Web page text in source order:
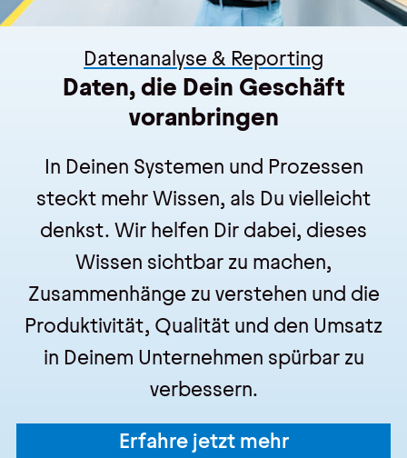
Datenanalyse & Reporting
Daten, die Dein Geschäft
voranbringen
In Deinen Systemen und Prozessen
steckt mehr Wissen, als Du vielleicht
denkst. Wir helfen Dir dabei, dieses
Wissen sichtbar zu machen,
Zusammenhänge zu verstehen und die
Produktivität, Qualität und den Umsatz
in Deinem Unternehmen spürbar zu
verbessern.
Erfahre jetzt mehr